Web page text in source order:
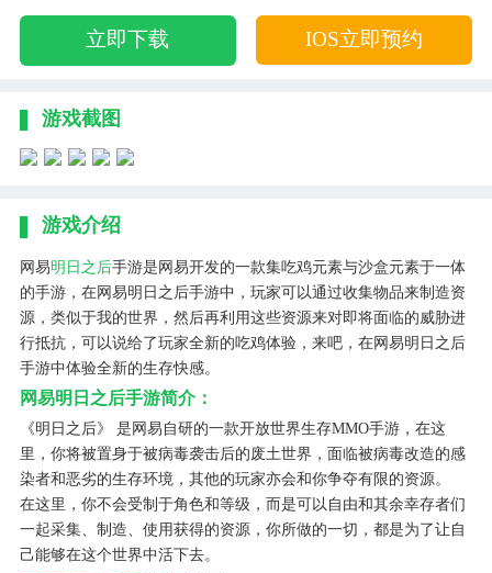
立即下载 IOS立即预约
游戏截图
游戏介绍
网易明日之后手游是网易开发的一款集吃鸡元素与沙盒元素于一体
的手游，在网易明日之后手游中，玩家可以通过收集物品来制造资
源，类似于我的世界，然后再利用这些资源来对即将面临的威胁进
行抵抗，可以说给了玩家全新的吃鸡体验，来吧，在网易明日之后
手游中体验全新的生存快感。
网易明日之后手游简介：
《明日之后》 是网易自研的一款开放世界生存MMO手游，在这
里，你将被置身于被病毒袭击后的废土世界，面临被病毒改造的感
染者和恶劣的生存环境，其他的玩家亦会和你争夺有限的资源。
在这里，你不会受制于角色和等级，而是可以自由和其余幸存者们
一起采集、制造、使用获得的资源，你所做的一切，都是为了让自
己能够在这个世界中活下去。